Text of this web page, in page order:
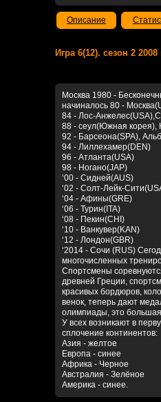
Описание
Игра 6(12). сезон 2
Москва 1980 -
начиналось 80 -
84 - Лос-
88 - сеул(Южная корея),
92 - Барсеона(SPA),
94 - Лиллехамер(DEN)
96 - Атланта(USA)
98 - Ногано(JAP)
‘00 - Сидней(AUS)
‘02 - Солт-Лейк-
‘04 - Афины(GRE)
‘06 - Турин(ITA)
‘08 - Пекин(CHI)
‘10 - Ванкувер(KAN)
‘12 - Лондон(GBR)
‘2014 - Сочи (RUS)
многочисленных
Спортсмены
древней Греции,
красивых бордюров,
венок, теперь дают
олимпиады, это
У всех возникают в
сплочение континентов:
Азия - желтое
Европа - синее
Африка - Черное
Австралия - Зелёное
Америка - синее.